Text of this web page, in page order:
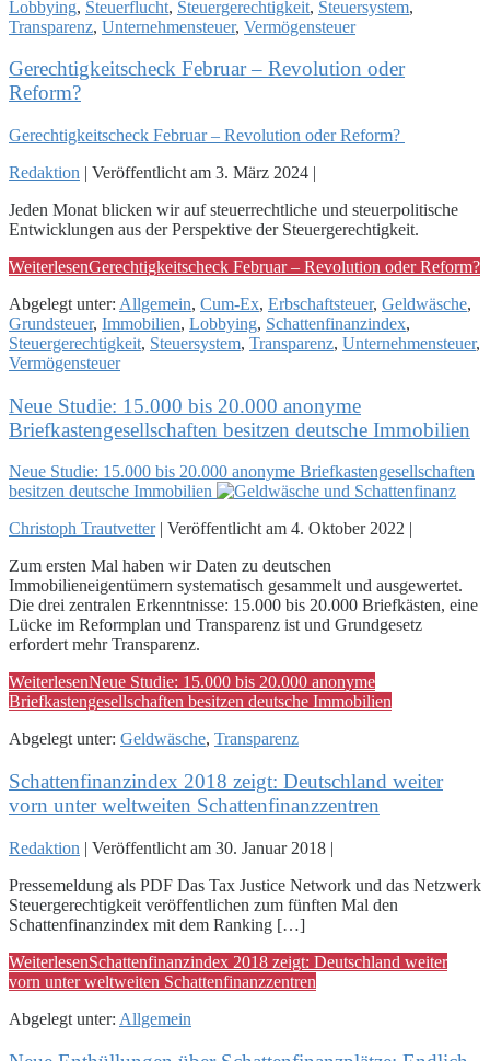
Lobbying, Steuerflucht, Steuergerechtigkeit, Steuersystem,
Transparenz, Unternehmensteuer, Vermögensteuer
Gerechtigkeitscheck Februar – Revolution oder
Reform?
Gerechtigkeitscheck Februar – Revolution oder Reform?
Redaktion | Veröffentlicht am 3. März 2024 |
Jeden Monat blicken wir auf steuerrechtliche und steuerpolitische
Entwicklungen aus der Perspektive der Steuergerechtigkeit.
WeiterlesenGerechtigkeitscheck Februar – Revolution oder Reform?
Abgelegt unter: Allgemein, Cum-Ex, Erbschaftsteuer, Geldwäsche,
Grundsteuer, Immobilien, Lobbying, Schattenfinanzindex,
Steuergerechtigkeit, Steuersystem, Transparenz, Unternehmensteuer,
Vermögensteuer
Neue Studie: 15.000 bis 20.000 anonyme
Briefkastengesellschaften besitzen deutsche Immobilien
Neue Studie: 15.000 bis 20.000 anonyme Briefkastengesellschaften
besitzen deutsche Immobilien
Christoph Trautvetter| Veröffentlicht am 4. Oktober 2022
Zum ersten Mal haben wir Daten zu deutschen
Immobilieneigentümern systematisch gesammelt und ausgewertet.
Die drei zentralen Erkenntnisse: 15.000 bis 20.000 Briefkästen, eine
Lücke im Reformplan und Transparenz ist und Grundgesetz
erfordert mehr Transparenz.
WeiterlesenNeue Studie: 15.000 bis 20.000 anonyme
Briefkastengesellschaften besitzen deutsche Immobilien
Abgelegt unter: Geldwäsche, Transparenz
Schattenfinanzindex 2018 zeigt: Deutschland weiter
vorn unter weltweiten Schattenfinanzzentren
Redaktion | Veröffentlicht am 30. Januar 2018 |
Pressemeldung als PDF Das Tax Justice Network und das Netzwerk
Steuergerechtigkeit veröffentlichen zum fünften Mal den
Schattenfinanzindex mit dem Ranking […]
WeiterlesenSchattenfinanzindex 2018 zeigt: Deutschland weiter
vorn unter weltweiten Schattenfinanzzentren
Abgelegt unter: Allgemein